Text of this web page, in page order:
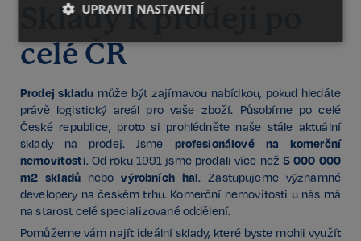
Sklady k prodeji po
celé ČR
Prodej skladu může být zajímavou nabídkou, pokud hledáte
právě logistický areál pro vaše zboží. Působíme po celé
České republice, proto si prohlédněte naše stále aktuální
sklady na prodej. Jsme profesionálové na komerční
nemovitosti. Od roku 1991 jsme prodali více než 5 000 000
m2 skladů nebovýrobních hal. Zastupujeme významné
developery na českém trhu. Komerční nemovitosti u nás má
na starost celé specializované oddělení.
Pomůžeme vám najít ideální sklady, které byste mohli využít
UPRAVIT NASTAVENÍ
Nezbytné Výkonnostní Cílení
Funkční
Nezařazené
soubory
Nezbytné Výkonnostní
Cílení